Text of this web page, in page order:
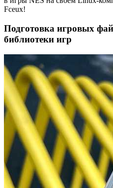
Fceux!
Подготовка игровых
библиотеки игр